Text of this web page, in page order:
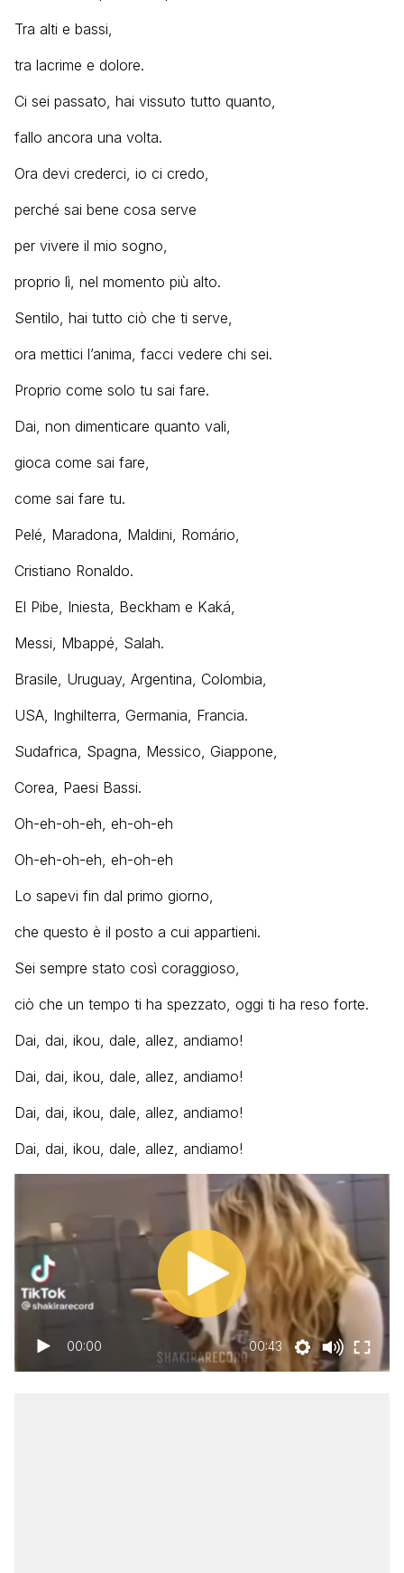
Tra alti e bassi,
tra lacrime e dolore.
Ci sei passato, hai vissuto tutto quanto,
fallo ancora una volta.
Ora devi crederci, io ci credo,
perché sai bene cosa serve
per vivere il mio sogno,
proprio lì, nel momento più alto.
Sentilo, hai tutto ciò che ti serve,
ora mettici l’anima, facci vedere chi sei.
Proprio come solo tu sai fare.
Dai, non dimenticare quanto vali,
gioca come sai fare,
come sai fare tu.
Pelé, Maradona, Maldini, Romário,
Cristiano Ronaldo.
El Pibe, Iniesta, Beckham e Kaká,
Messi, Mbappé, Salah.
Brasile, Uruguay, Argentina, Colombia,
USA, Inghilterra, Germania, Francia.
Sudafrica, Spagna, Messico, Giappone,
Corea, Paesi Bassi.
Oh-eh-oh-eh, eh-oh-eh
Oh-eh-oh-eh, eh-oh-eh
Lo sapevi fin dal primo giorno,
che questo è il posto a cui appartieni.
Sei sempre stato così coraggioso,
ciò che un tempo ti ha spezzato, oggi ti ha reso forte.
Dai, dai, ikou, dale, allez, andiamo!
Dai, dai, ikou, dale, allez, andiamo!
Dai, dai, ikou, dale, allez, andiamo!
Dai, dai, ikou, dale, allez, andiamo!
00:00 00:43